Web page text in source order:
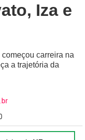
Iza e
carreira na
a trajetória da